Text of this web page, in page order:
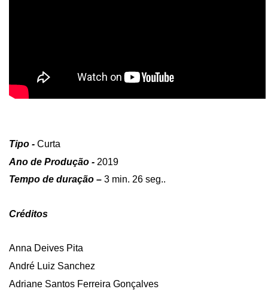
Tipo - Curta
Ano de Produção - 2019
Tempo de duração – 3 min. 26 seg..
Créditos
Anna Deives Pita
André Luiz Sanchez
Adriane Santos Ferreira Gonçalves